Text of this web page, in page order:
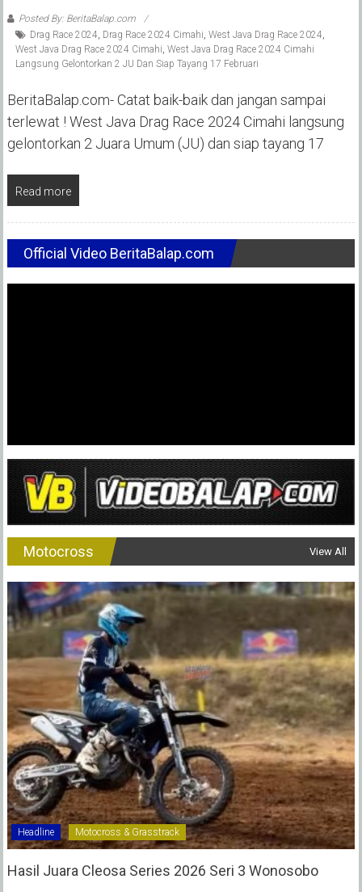
Posted By: BeritaBalap.com
Drag Race 2024, Drag Race 2024 Cimahi, West Java Drag Race 2024,
West Java Drag Race 2024 Cimahi, West Java Drag Race 2024 Cimahi
Langsung Gelontorkan 2 JU Dan Siap Tayang 17 Februari
BeritaBalap.com- Catat baik-baik dan jangan sampai
terlewat ! West Java Drag Race 2024 Cimahi langsung
gelontorkan 2 Juara Umum (JU) dan siap tayang 17
Read more
Official Video BeritaBalap.com
Motocross View All
Headline Motocross & Grasstrack
Hasil Juara Cleosa Series 2026 Seri 3 Wonosobo ‎